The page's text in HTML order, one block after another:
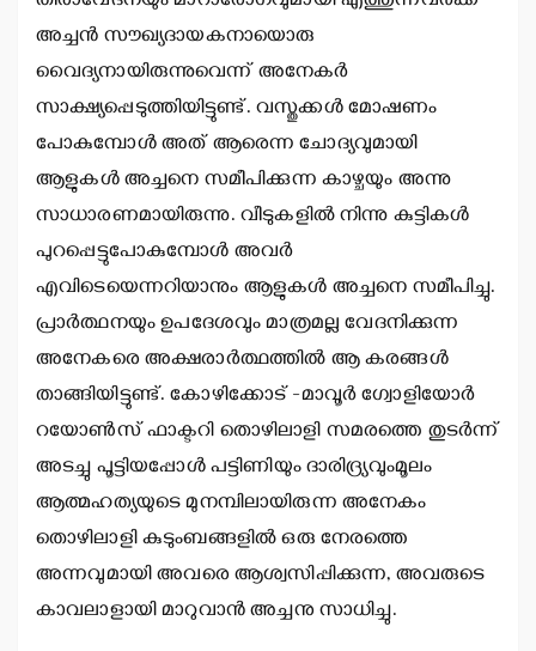
അച്ചന്‍ സൗഖ്യദായകനായൊരു
വൈദ്യനായിരുന്നുവെന്ന് അനേകര്‍
സാക്ഷ്യപ്പെടുത്തിയിട്ടുണ്ട്. വസ്തുക്കള്‍ മോഷണം
പോകുമ്പോള്‍ അത് ആരെന്ന ചോദ്യവുമായി
ആളുകള്‍ അച്ചനെ സമീപിക്കുന്ന കാഴ്ചയും അന്നു
സാധാരണമായിരുന്നു. വീടുകളില്‍ നിന്നു കുട്ടികള്‍
പുറപ്പെട്ടുപോകുമ്പോള്‍ അവര്‍
എവിടെയെന്നറിയാനും ആളുകള്‍ അച്ചനെ സമീപിച്ചു.
പ്രാര്‍ത്ഥനയും ഉപദേശവും മാത്രമല്ല വേദനിക്കുന്ന
അനേകരെ അക്ഷരാര്‍ത്ഥത്തില്‍ ആ കരങ്ങള്‍
താങ്ങിയിട്ടുണ്ട്. കോഴിക്കോട് -മാവൂര്‍ ഗ്വോളിയോര്‍
റയോണ്‍സ് ഫാക്ടറി തൊഴിലാളി സമരത്തെ തുടര്‍ന്ന്
അടച്ചു പൂട്ടിയപ്പോള്‍ പട്ടിണിയും ദാരിദ്ര്യവുംമൂലം
ആത്മഹത്യയുടെ മുനമ്പിലായിരുന്ന അനേകം
തൊഴിലാളി കുടുംബങ്ങളില്‍ ഒരു നേരത്തെ
അന്നവുമായി അവരെ ആശ്വസിപ്പിക്കുന്ന, അവരുടെ
കാവലാളായി മാറുവാന്‍ അച്ചനു സാധിച്ചു.